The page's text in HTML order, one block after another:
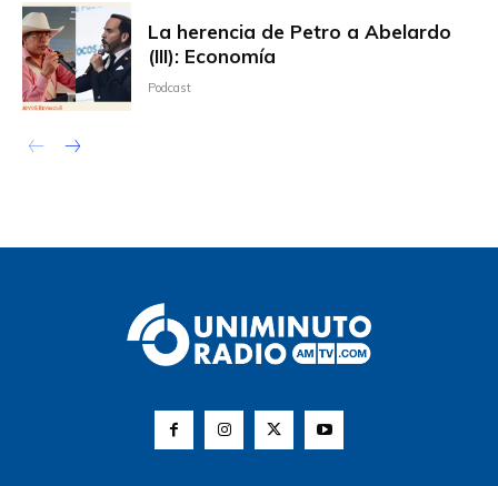
La herencia de Petro a Abelardo
(III): Economía
Podcast